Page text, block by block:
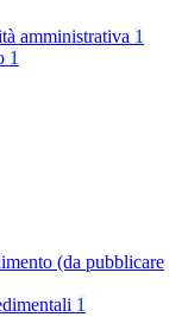
amministrativa 1
1
(da pubblicare
1